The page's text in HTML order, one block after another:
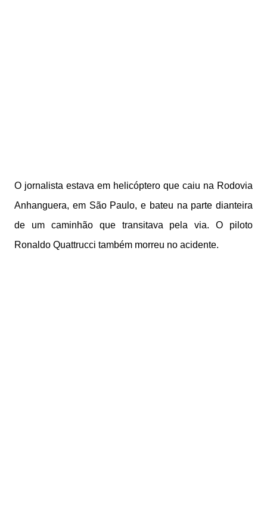
O jornalista estava em helicóptero que caiu na Rodovia
Anhanguera, em São Paulo, e bateu na parte dianteira
de um caminhão que transitava pela via. O piloto
Ronaldo Quattrucci também morreu no acidente.